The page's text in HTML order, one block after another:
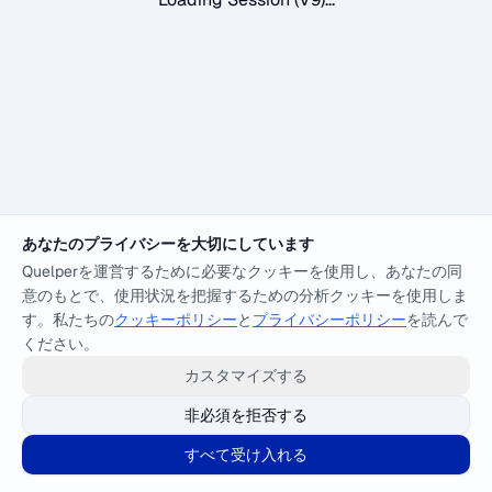
あなたのプライバシーを大切にしています
Quelperを運営するために必要なクッキーを使用し、あなたの同
意のもとで、使用状況を把握するための分析クッキーを使用しま
す。私たちのクッキーポリシーと プライバシーポリシーを読んで
ください。
カスタマイズする
非必須を拒否する
すべて受け入れる